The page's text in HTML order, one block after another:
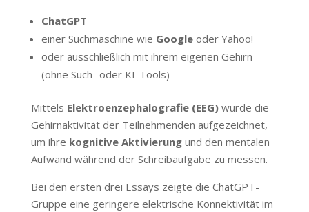
ChatGPT
einer Suchmaschine wie Googleoder Yahoo!
oder ausschließlich mit ihrem eigenen Gehirn
(ohne Such- oder KI-Tools)
Mittels Elektroenzephalografie (EEG)wurde die
Gehirnaktivität der Teilnehmenden aufgezeichnet,
um ihre kognitive Aktivierungund den mentalen
Aufwand während der Schreibaufgabe zu messen.
Bei den ersten drei Essays zeigte die ChatGPT-
Gruppe eine geringere elektrische Konnektivität im